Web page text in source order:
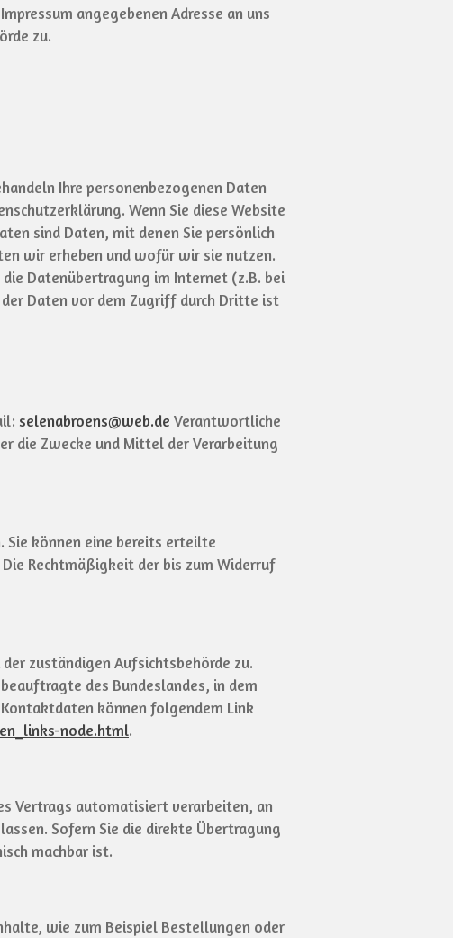
angegebenen Adresse an uns
zu.
Ihre personenbezogenen Daten
Wenn Sie diese Website
sind Daten, mit denen Sie persönlich
wir erheben und wofür wir sie nutzen.
Datenübertragung im Internet (z.B. bei
Daten vor dem Zugriff durch Dritte ist
selenabroens@web.de Verantwortliche
die Zwecke und Mittel der Verarbeitung
Sie können eine bereits erteilte
Rechtmäßigkeit der bis zum Widerruf
zuständigen Aufsichtsbehörde zu.
des Bundeslandes, in dem
können folgendem Link
node.html.
Vertrags automatisiert verarbeiten, an
Sofern Sie die direkte Übertragung
machbar ist.
wie zum Beispiel Bestellungen oder